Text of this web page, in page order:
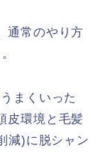
通常のやり方
まくいった
皮環境と毛髪
減)に脱シャン